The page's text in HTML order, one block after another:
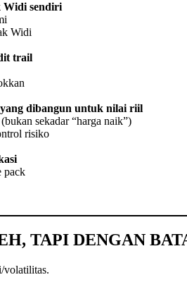
Widi sendiri
Widi
trail
dibangun untuk nilai riil
sekadar “harga naik”)
risiko
pack
TAPI DENGAN
volatilitas.